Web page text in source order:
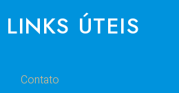
LINKS ÚTEIS
Contato